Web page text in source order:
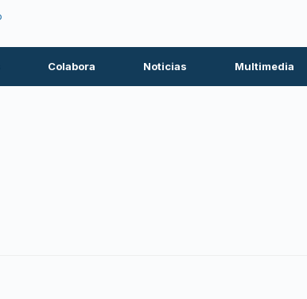
Colabora Noticias Multimedia